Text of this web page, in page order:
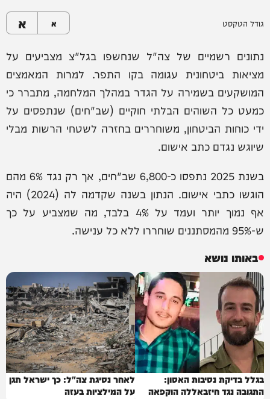
גודל הטקסט א א
נתונים רשמיים של צה"ל שנחשפו בגל"צ מצביעים על
מציאות ביטחונית עגומה בקו התפר. למרות המאמצים
המושקעים בשמירה על הגדר במהלך המלחמה, מתברר כי
כמעט כל השוהים הבלתי חוקיים (שב"חים) שנתפסים על
ידי כוחות הביטחון, משוחררים בחזרה לשטחי הרשות מבלי
שיוגש נגדם כתב אישום.
בשנת 2025 נתפסו כ-6,800 שב"חים, אך רק נגד 6% מהם
הוגשו כתבי אישום. הנתון בשנה שקדמה לה (2024) היה
אף נמוך יותר ועמד על 4% בלבד, מה שמצביע על כך
ש-95% מהמסתננים שוחררו ללא כל ענישה.
באותו נושא
בגלל בדיקת נסיבות האסון:
התגובה נגד חיזבאללה הוקפאה
לאחר נסיגת צה"ל: כך ישראל תגן
על המילציות בעזה